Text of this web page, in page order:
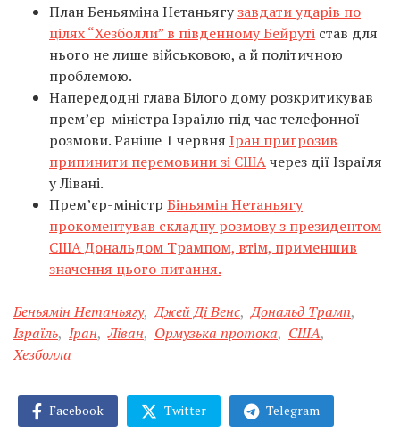
План Беньяміна Нетаньягузавдати ударів по
цілях “Хезболли” в південному Бейруті став для
нього не лише військовою, а й політичною
проблемою.
Напередодні глава Білого дому розкритикував
прем’єр-міністра Ізраїлю під час телефонної
розмови. Раніше 1 червня Іран пригрозив
припинити перемовини зі СШАчерез дії Ізраїля
у Лівані.
Прем’єр-міністр Біньямін Нетаньягу
прокоментував складну розмову з президентом
США Дональдом Трампом, втім, применшив
значення цього питання.
Беньямін Нетаньягу, Джей Ді Венс, Дональд Трамп,
Ізраїль, Іран, Ліван, Ормузька протока, США,
Хезболла
Facebook Twitter Telegram